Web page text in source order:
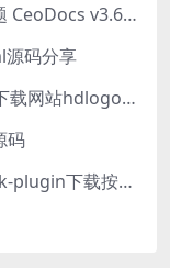
WordPress各类素材网站下载主题 CeoDocs v3.6 去授权版
码分享
免费的全球矢量 logo，素材在线下载网站hdlogo.com
码
WordPress插件 Download-block-plugin下载按钮图标美化